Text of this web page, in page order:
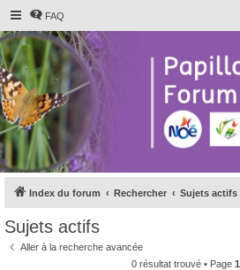
FAQ
Index du forum Rechercher Sujets actifs
Sujets actifs
Aller à la recherche avancée
0 résultat trouvé • Page 1